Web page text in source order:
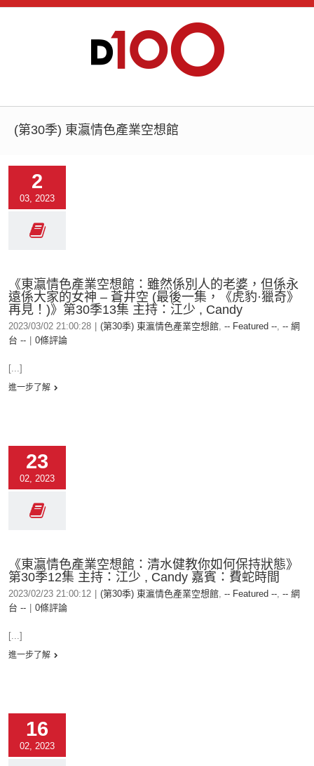
(第30季) 東瀛情色產業空想館
2
03, 2023
《東瀛情色產業空想館：雖然係別人的老婆，但係永
遠係大家的女神 – 蒼井空 (最後一集，《虎豹·獵奇》
再見！)》第30季13集 主持：江少 , Candy
2023/03/02 21:00:28 (第30季) 東瀛情色產業空想館, -- Featured --, -- 網
台 --
0條評論
[...]
進一步了解
23
02, 2023
《東瀛情色產業空想館：清水健教你如何保持狀態》
第30季12集 主持：江少 , Candy 嘉賓：費蛇時間
2023/02/23 21:00:12 (第30季) 東瀛情色產業空想館, -- Featured --, -- 網
台 --
0條評論
[...]
進一步了解
16
02, 2023